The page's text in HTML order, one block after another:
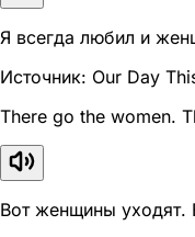
Я всегда любил и
Источник: Our Day
There go the women.
Вот женщины уходят.